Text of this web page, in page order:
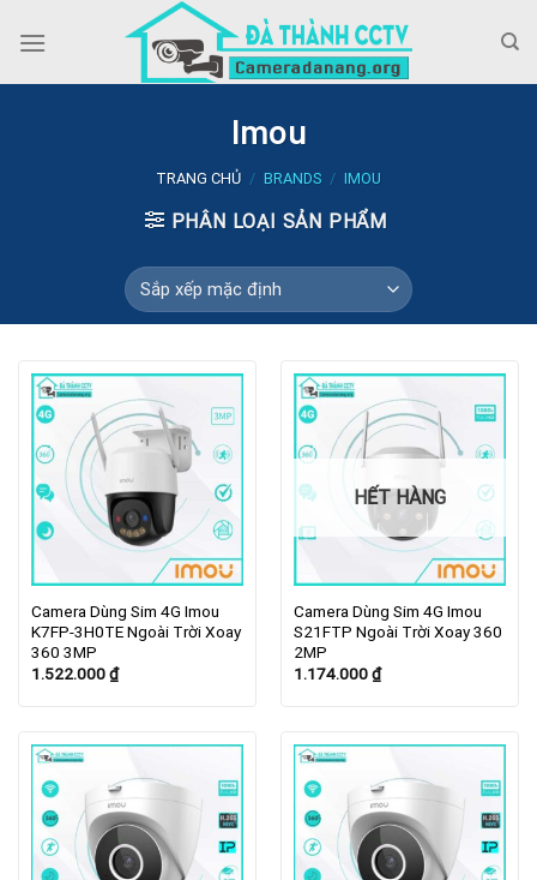
Imou
TRANG CHỦ / BRANDS / IMOU
PHÂN LOẠI SẢN PHẨM
Camera Dùng Sim 4G Imou
K7FP-3H0TE Ngoài Trời Xoay
360 3MP
1.522.000₫
HẾT HÀNG
Camera Dùng Sim 4G Imou
S21FTP Ngoài Trời Xoay 360
2MP
1.174.000₫